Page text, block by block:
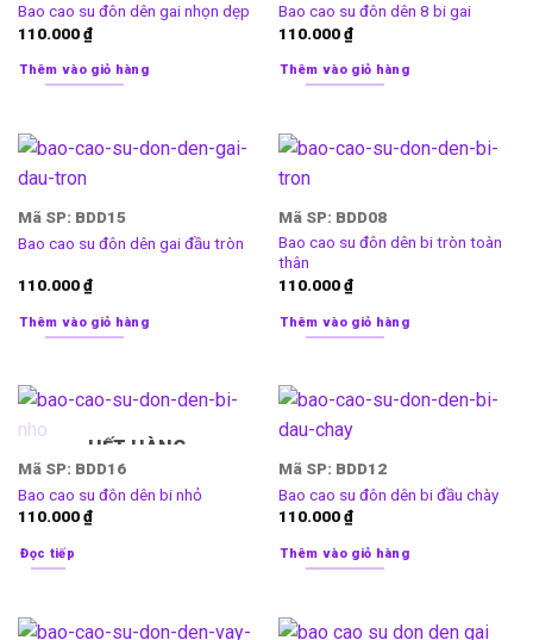
Bao cao su đôn dên gai nhọn dẹp
110.000₫
Thêm vào giỏ hàng
Bao cao su đôn dên 8 bi gai
110.000₫
Thêm vào giỏ hàng
Mã SP: BDD15
Bao cao su đôn dên gai đầu tròn
110.000₫
Thêm vào giỏ hàng
Mã SP: BDD08
Bao cao su đôn dên bi tròn toàn
thân
110.000₫
Thêm vào giỏ hàng
HẾT HÀNG
Mã SP: BDD16
Bao cao su đôn dên bi nhỏ
110.000₫
Đọc tiếp
Mã SP: BDD12
Bao cao su đôn dên bi đầu chày
110.000₫
Thêm vào giỏ hàng